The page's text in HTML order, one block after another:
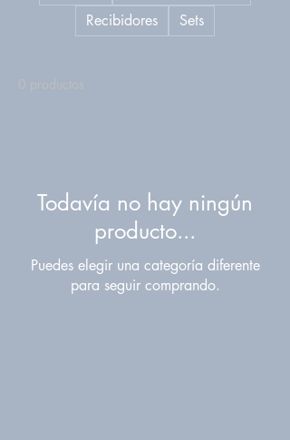
Recibidores
Sets
Todavía no hay ningún
producto...
Puedes elegir una categoría diferente
para seguir comprando.